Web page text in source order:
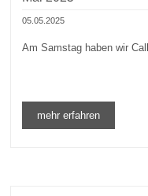
05.05.2025
Am Samstag haben wir
mehr erfahren